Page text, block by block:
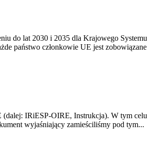
do lat 2030 i 2035 dla Krajowego Systemu
państwo członkowie UE jest zobowiązane
(dalej: IRiESP-OIRE, Instrukcja). W tym celu
wyjaśniający zamieściliśmy pod tym...